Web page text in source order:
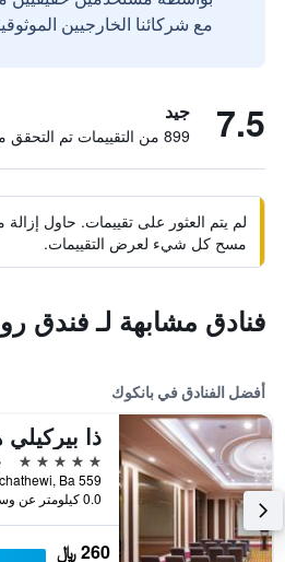
مع شركائنا الخارجيين
7.5 جيد
899 من التقييمات تم التحقق منها
لم يتم العثور على تقييمات. حاول
مسح كل شيء لعرض التقييمات.
فنادق مشابهة لـ فندق
أفضل الفنادق في بانكوك
5 نجوم
0.0 كيلومتر عن وسط المدينة
260 ﷼